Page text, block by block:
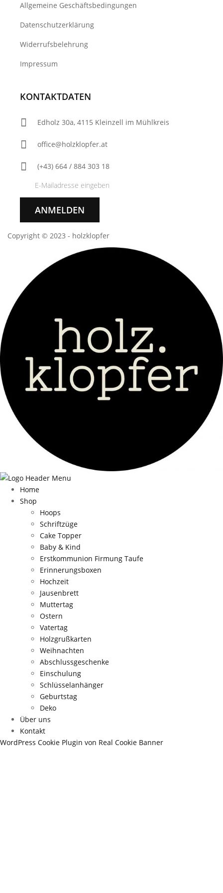
Allgemeine Geschäftsbedingungen
Datenschutzerklärung
Widerrufsbelehrung
Impressum
KONTAKTDATEN
Edholz 30a, 4115 Kleinzell im Mühlkreis
office@holzklopfer.at
(+43) 664 / 884 303 18
Copyright © 2023 - holzklopfer
Home
Shop
Hoops
Schriftzüge
Cake Topper
Baby & Kind
Erstkommunion Firmung Taufe
Erinnerungsboxen
Hochzeit
Jausenbrett
Muttertag
Ostern
Vatertag
Holzgrußkarten
Weihnachten
Abschlussgeschenke
Einschulung
Schlüsselanhänger
Geburtstag
Deko
Über uns
Kontakt
WordPress Cookie Plugin von Real Cookie Banner